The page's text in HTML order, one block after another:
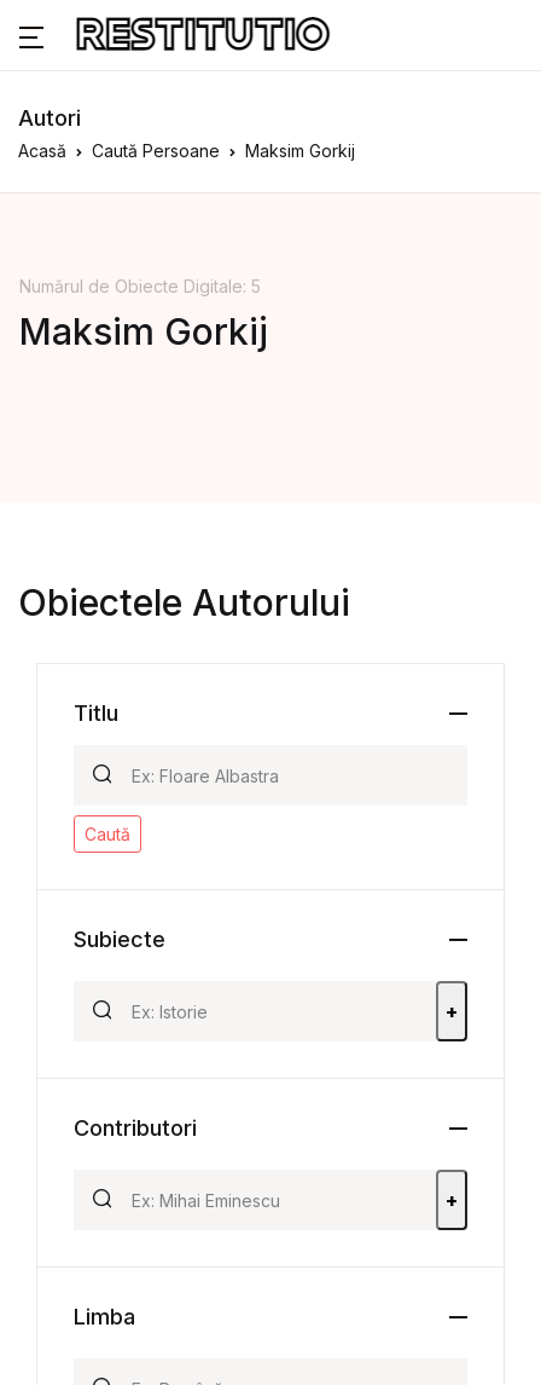
Autori
Acasă Caută Persoane Maksim Gorkij
Numărul de Obiecte Digitale: 5
Maksim Gorkij
Obiectele Autorului
Titlu
Caută
Subiecte
+
Contributori
+
Limba